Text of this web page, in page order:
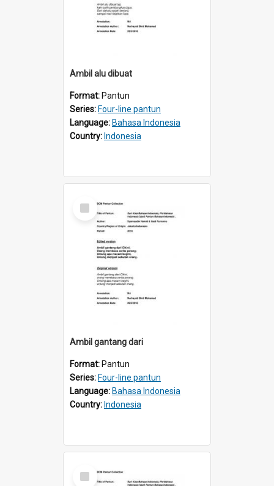
Ambil aIu dibuat
Format: Pantun
Series: Four-line pantun
Language: Bahasa Indonesia
Country: Indonesia
Select
Item
Ambil gantang dari
Format: Pantun
Series: Four-line pantun
Language: Bahasa Indonesia
Country: Indonesia
Select
Item